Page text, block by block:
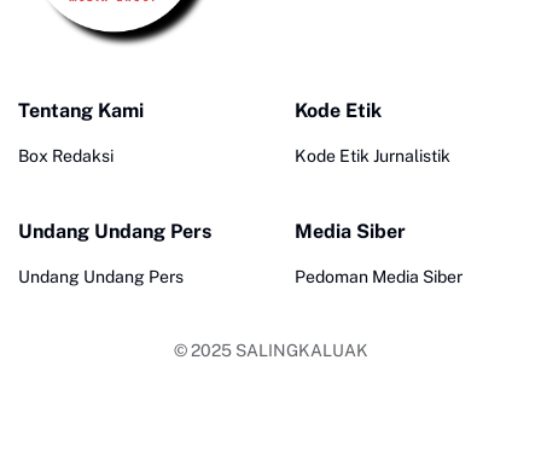
Tentang Kami
Box Redaksi
Kode Etik
Kode Etik Jurnalistik
Undang Undang Pers
Undang Undang Pers
Media Siber
Pedoman Media Siber
© 2025 SALINGKALUAK